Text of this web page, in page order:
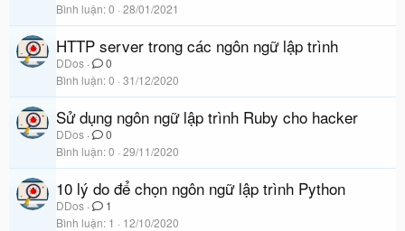
Bình luận 0 28/01/2021
HTTP server trong các ngôn ngữ lập trình
DDos
0
Bình luận 0 31/12/2020
Sử dụng ngôn ngữ lập trình Ruby cho hacker
DDos
0
Bình luận 0 29/11/2020
10 lý do để chọn ngôn ngữ lập trình Python
DDos
1
Bình luận 1 12/10/2020